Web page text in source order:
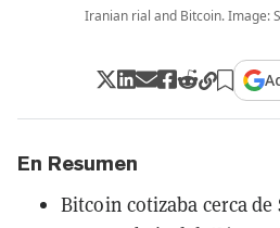
Iranian rial and Bitcoin. Image:
En Resumen
Bitcoin cotizaba cerca